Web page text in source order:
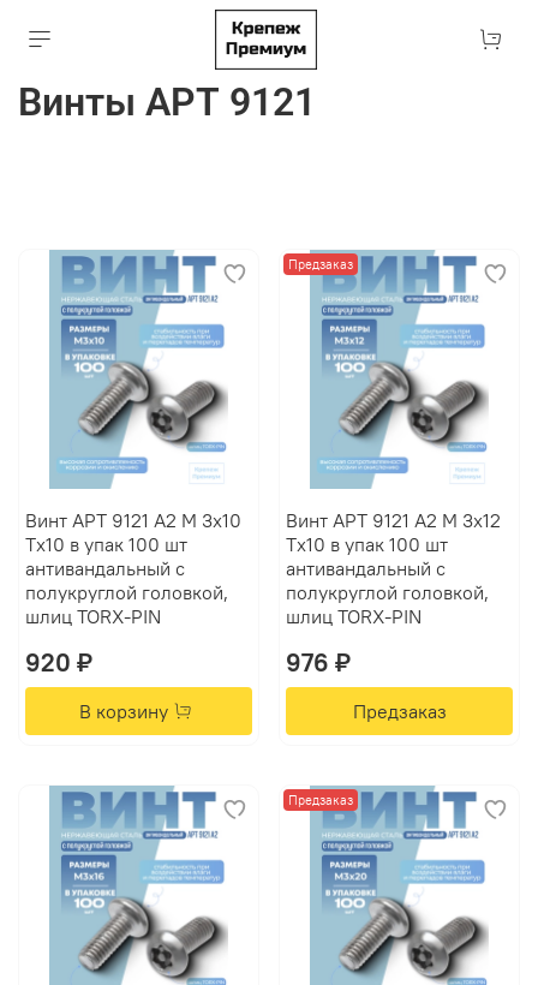
Винты АРТ 9121
Винт АРТ 9121 А2 M 3х10
Tх10 в упак 100 шт
антивандальный с
полукруглой головкой,
шлиц TORX-PIN
920 ₽
В корзину
Предзаказ
Винт АРТ 9121 А2 M 3х12
Tх10 в упак 100 шт
антивандальный с
полукруглой головкой,
шлиц TORX-PIN
976 ₽
Предзаказ
Предзаказ